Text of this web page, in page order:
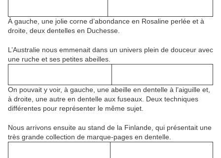
À gauche, une jolie corne d’abondance en Rosaline perlée et à
droite, deux dentelles en Duchesse.
L’Australie nous emmenait dans un univers plein de douceur avec
une ruche et ses petites abeilles.
On pouvait y voir, à gauche, une abeille en dentelle à l’aiguille et,
à droite, une autre en dentelle aux fuseaux. Deux techniques
différentes pour représenter le même sujet.
Nous arrivons ensuite au stand de la Finlande, qui présentait une
très grande collection de marque-pages en dentelle.